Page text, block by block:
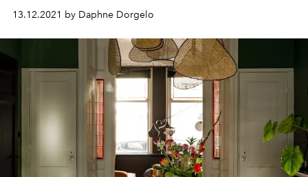
een soort paars-achtige kleur die prachtig staat als
eyecatcher in een interieur.
13.12.2021 by Daphne Dorgelo